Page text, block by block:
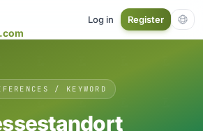
.com
Log in Register
/ KEYWORD